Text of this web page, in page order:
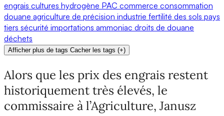
engrais cultures hydrogène PAC commerce consommation
douane agriculture de précision industrie fertilité des sols pays
tiers sécurité importations ammoniac droits de douane
déchets
Afficher plus de tags Cacher les tags (+)
Alors que les prix des engrais restent
historiquement très élevés, le
commissaire à l’Agriculture, Janusz